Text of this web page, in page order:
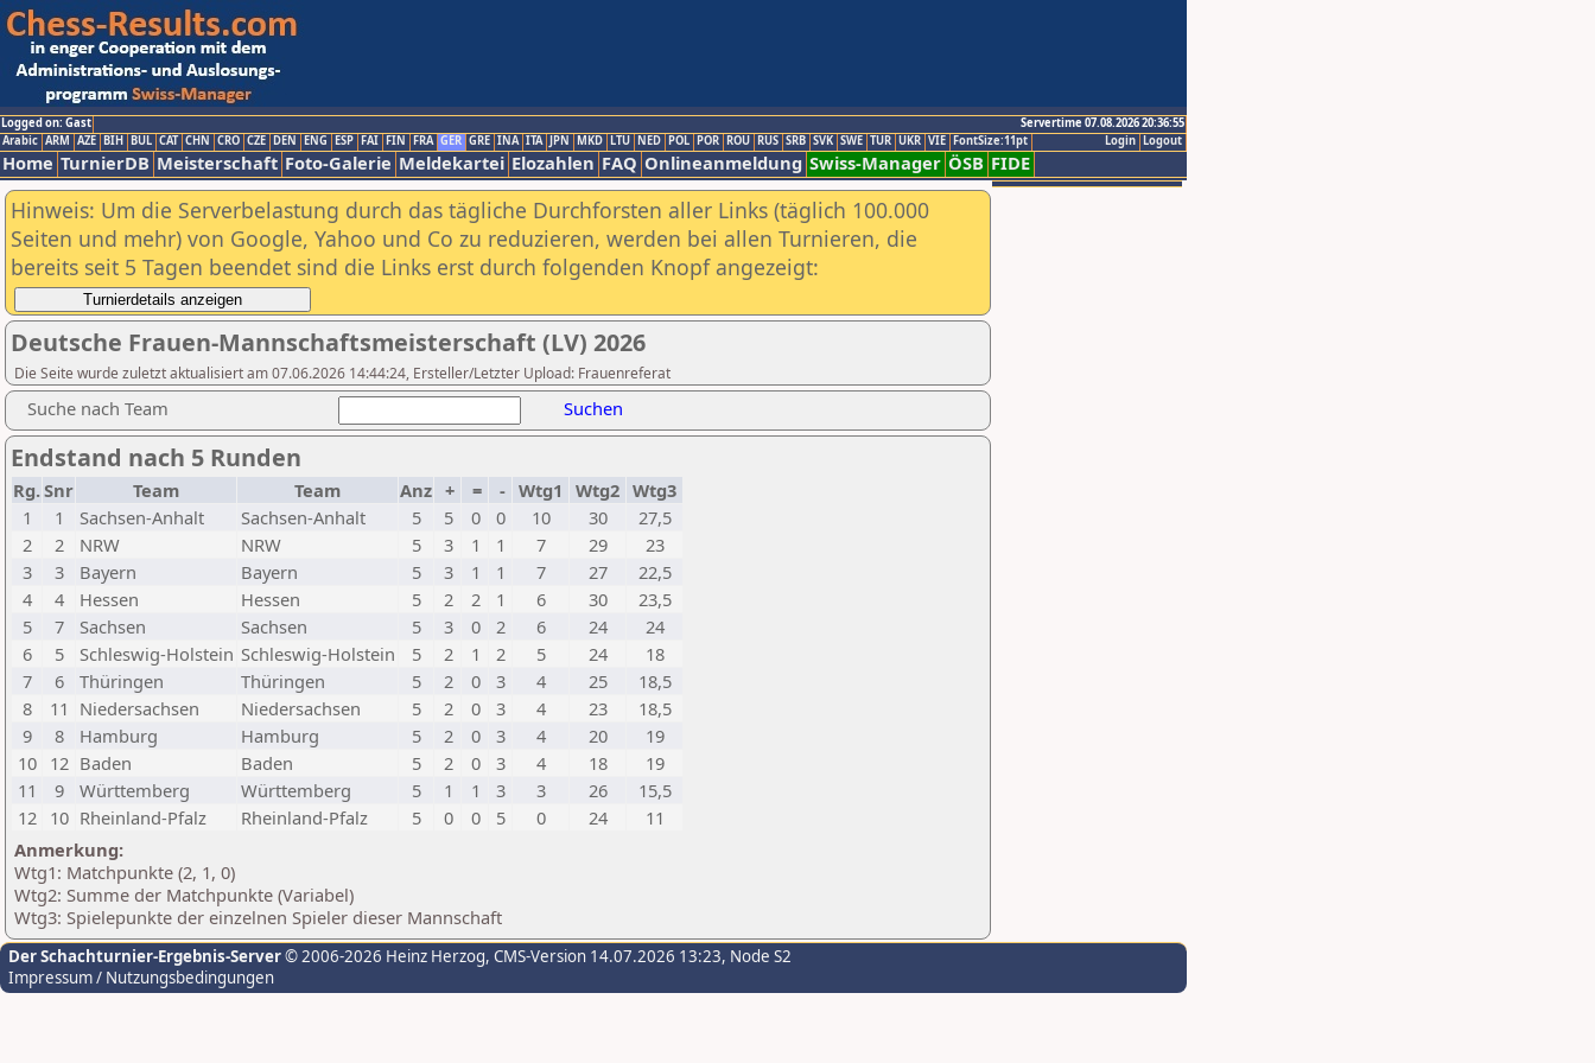
Logged on: Gast
Servertime 07.08.2026 20:36:55
Logout
Login
Arabic ARM AZE BIH BUL CAT CHN CRO CZE DEN ENG ESP FAI FIN FRA GER GRE INA ITA JPN MKD LTU NED POL POR ROU RUS SRB SVK SWE TUR UKR VIE FontSize:11pt
Home TurnierDB Meisterschaft Foto-Galerie Meldekartei Elozahlen FAQ Onlineanmeldung Swiss-Manager ÖSB FIDE
Hinweis: Um die Serverbelastung durch das tägliche Durchforsten aller Links (täglich 100.000
Seiten und mehr) von Google, Yahoo und Co zu reduzieren, werden bei allen Turnieren, die
bereits seit 5 Tagen beendet sind die Links erst durch folgenden Knopf angezeigt:
Deutsche Frauen-Mannschaftsmeisterschaft (LV) 2026
Die Seite wurde zuletzt aktualisiert am 07.06.2026 14:44:24, Ersteller/Letzter Upload: Frauenreferat
Suche nach Team Suchen
Endstand nach 5 Runden
Rg.Snr Team Team Anz + = - Wtg1 Wtg2 Wtg3
1
1 Sachsen-Anhalt Sachsen-Anhalt 5 5 0 0 10 30
27,5
2
2 NRW NRW 5 3 1 1 7 29
23
3
3 Bayern Bayern 5 3 1 1 7 27
22,5
4
4 Hessen Hessen 5 2 2 1 6 30
23,5
5
7 Sachsen Sachsen 5 3 0 2 6 24
24
6
5 Schleswig-Holstein Schleswig-Holstein 5 2 1 2 5 24
18
7
6 Thüringen Thüringen 5 2 0 3 4 25
18,5
8
11 Niedersachsen Niedersachsen 5 2 0 3 4 23
18,5
9
8 Hamburg Hamburg 5 2 0 3 4 20
19
10 12 Baden Baden 5 2 0 3 4 18
19
11
9 Württemberg Württemberg 5 1 1 3 3 26
15,5
12 10 Rheinland-Pfalz Rheinland-Pfalz 5 0 0 5 0 24
11
Anmerkung:
Wtg1: Matchpunkte (2, 1, 0)
Wtg2: Summe der Matchpunkte (Variabel)
Wtg3: Spielepunkte der einzelnen Spieler dieser Mannschaft
Der Schachturnier-Ergebnis-Server© 2006-2026 Heinz Herzog, CMS-Version 14.07.2026 13:23, Node S2
Impressum / Nutzungsbedingungen